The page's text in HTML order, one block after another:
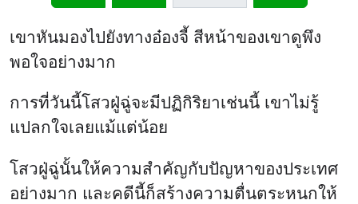
เขาหันมองไปยังทางอ๋องจี้ สีหน้าของเขาดูพึง
พอใจอย่างมาก
การที่วันนี้โสวฝู่ฉู่จะมีปฏิกิริยาเช่นนี้ เขาไม่รู้
แปลกใจเลยแม้แต่น้อย
โสวฝู่ฉู่นั้นให้ความสำคัญกับปัญหาของประเทศ
อย่างมาก และคดีนี้ก็สร้างความตื่นตระหนกให้